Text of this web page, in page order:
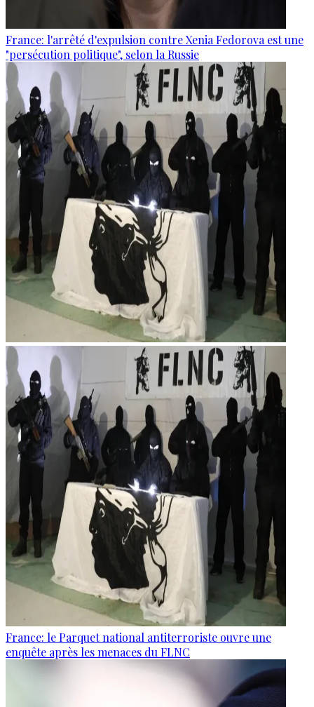
France: l'arrêté d'expulsion contre Xenia Fedorova est une
"persécution politique", selon la Russie
France: le Parquet national antiterroriste ouvre une
enquête après les menaces du FLNC